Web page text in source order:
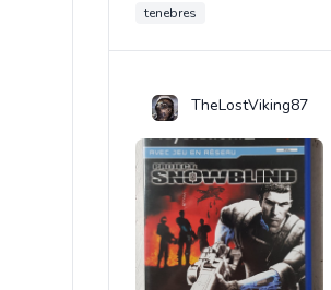
tenebres
TheLostViking87